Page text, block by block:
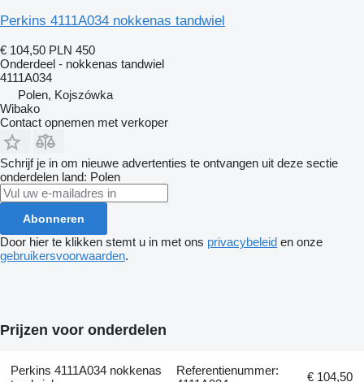
Perkins 4111A034 nokkenas tandwiel
€ 104,50 PLN 450
Onderdeel - nokkenas tandwiel
4111A034
Polen, Kojszówka
Wibako
Contact opnemen met verkoper
Schrijf je in om nieuwe advertenties te ontvangen uit deze sectie
onderdelen land: Polen
Abonneren
Door hier te klikken stemt u in met ons privacybeleid en onze
gebruikersvoorwaarden.
Prijzen voor onderdelen
Perkins 4111A034 nokkenas
Referentienummer:
€ 104,50